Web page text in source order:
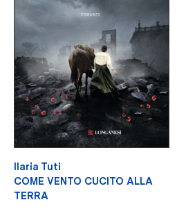
Ilaria Tuti
COME VENTO CUCITO ALLA
TERRA